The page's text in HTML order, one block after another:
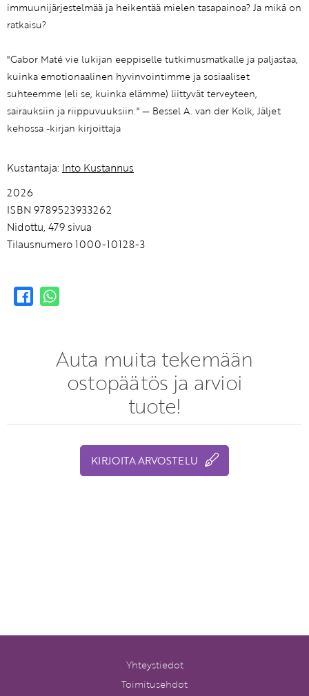
immuunijärjestelmää ja heikentää mielen tasapainoa? Ja mikä on
ratkaisu?
"Gabor Maté vie lukijan eeppiselle tutkimusmatkalle ja paljastaa,
kuinka emotionaalinen hyvinvointimme ja sosiaaliset
suhteemme (eli se, kuinka elämme) liittyvät terveyteen,
sairauksiin ja riippuvuuksiin." — Bessel A. van der Kolk, Jäljet
kehossa -kirjan kirjoittaja
Kustantaja: Into Kustannus
2026
ISBN 9789523933262
Nidottu, 479 sivua
Tilausnumero 1000-10128-3
Auta muita tekemään
ostopäätös ja arvioi
tuote!
KIRJOITA ARVOSTELU
Yhteystiedot
Toimitusehdot